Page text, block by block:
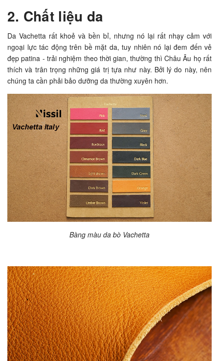
2. Chất liệu da
Da Vachetta rất khoẻ và bền bỉ, nhưng nó lại rất nhạy cảm với
ngoại lực tác động trên bề mặt da, tuy nhiên nó lại đem đến vẻ
đẹp patina - trải nghiệm theo thời gian, thường thì Châu Âu họ rất
thích và trân trọng những giá trị tựa như này. Bởi lý do này, nên
chúng ta cần phải bảo dưỡng da thường xuyên hơn.
Bàng màu da bò Vachetta